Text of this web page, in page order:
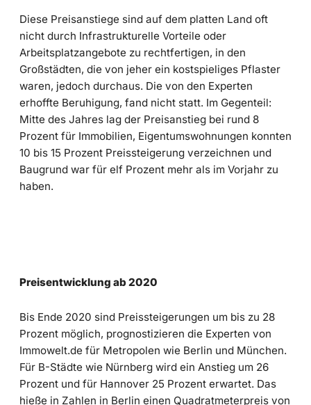
Diese Preisanstiege sind auf dem platten Land oft
nicht durch Infrastrukturelle Vorteile oder
Arbeitsplatzangebote zu rechtfertigen, in den
Großstädten, die von jeher ein kostspieliges Pflaster
waren, jedoch durchaus. Die von den Experten
erhoffte Beruhigung, fand nicht statt. Im Gegenteil:
Mitte des Jahres lag der Preisanstieg bei rund 8
Prozent für Immobilien, Eigentumswohnungen konnten
10 bis 15 Prozent Preissteigerung verzeichnen und
Baugrund war für elf Prozent mehr als im Vorjahr zu
haben.
Preisentwicklung ab 2020
Bis Ende 2020 sind Preissteigerungen um bis zu 28
Prozent möglich, prognostizieren die Experten von
Immowelt.de für Metropolen wie Berlin und München.
Für B-Städte wie Nürnberg wird ein Anstieg um 26
Prozent und für Hannover 25 Prozent erwartet. Das
hieße in Zahlen in Berlin einen Quadratmeterpreis von